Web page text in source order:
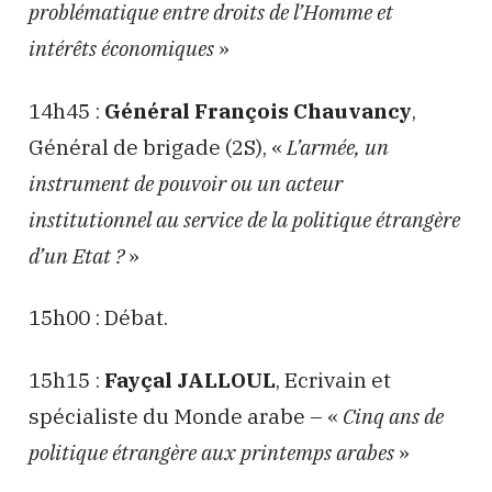
problématique entre droits de l’Homme et
intérêts économiques »
14h45 : Général François Chauvancy,
Général de brigade (2S), « L’armée, un
instrument de pouvoir ou un acteur
institutionnel au service de la politique étrangère
d’un Etat ?»
15h00 : Débat.
15h15 : Fayçal JALLOUL, Ecrivain et
spécialiste du Monde arabe – « Cinq ans de
politique étrangère aux printemps arabes »